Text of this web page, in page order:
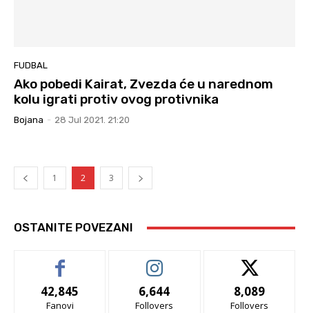
FUDBAL
Ako pobedi Kairat, Zvezda će u narednom
kolu igrati protiv ovog protivnika
Bojana - 28 Jul 2021. 21:20
1 2 3
OSTANITE POVEZANI
42,845
Fanovi
6,644
Follovers
8,089
Follovers